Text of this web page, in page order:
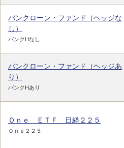
バンクローン・ファンド（ヘッジな
し）
バンクHなし
バンクローン・ファンド（ヘッジあ
り）
バンクHあり
Ｏｎｅ ＥＴＦ 日経２２５
Ｏｎｅ２２５